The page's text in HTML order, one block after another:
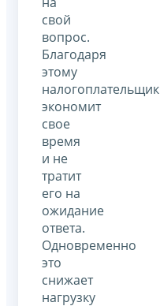
свой
вопрос.
Благодаря
этому
налогоплательщик
экономит
свое
время
и не
тратит
его на
ожидание
ответа.
Одновременно
это
снижает
нагрузку